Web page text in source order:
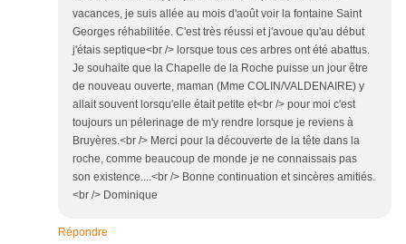
vacances, je suis allée au mois d'août voir la fontaine Saint
Georges réhabilitée. C'est très réussi et j'avoue qu'au début
j'étais septique<br /> lorsque tous ces arbres ont été abattus.
Je souhaite que la Chapelle de la Roche puisse un jour être
de nouveau ouverte, maman (Mme COLIN/VALDENAIRE) y
allait souvent lorsqu'elle était petite et<br /> pour moi c'est
toujours un pélerinage de m'y rendre lorsque je reviens à
Bruyères.<br /> Merci pour la découverte de la tête dans la
roche, comme beaucoup de monde je ne connaissais pas
son existence....<br /> Bonne continuation et sincères amitiés.
<br /> Dominique
Répondre